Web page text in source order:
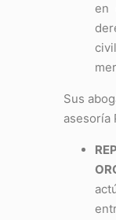
en
Sus
asesoría